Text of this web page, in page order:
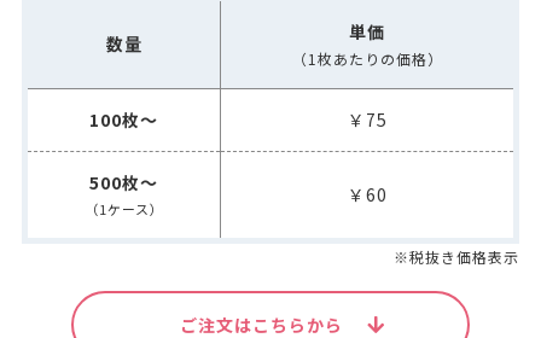
数量 単価
（1枚あたりの価格）
100枚～ ￥75
500枚～
（1ケース）
￥60
※税抜き価格表示
ご注文はこちらから